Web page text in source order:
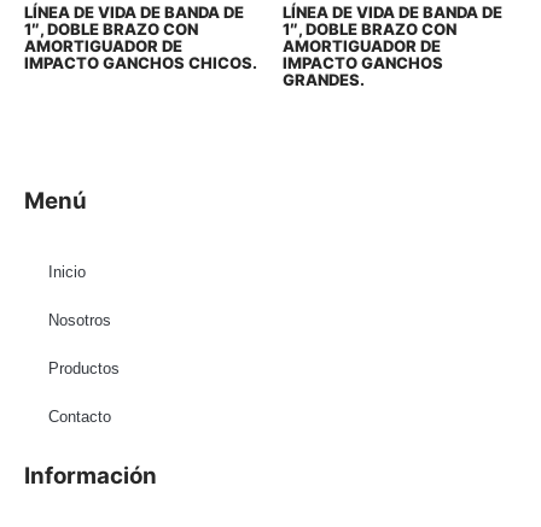
LÍNEA DE VIDA DE BANDA DE
1″, DOBLE BRAZO CON
AMORTIGUADOR DE
IMPACTO GANCHOS CHICOS.
LÍNEA DE VIDA DE BANDA DE
1″, DOBLE BRAZO CON
AMORTIGUADOR DE
IMPACTO GANCHOS
GRANDES.
Menú
Inicio
Nosotros
Productos
Contacto
Información